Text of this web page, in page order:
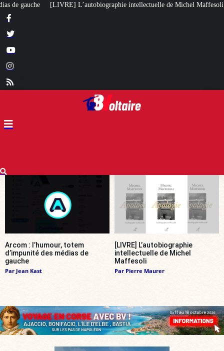
intellectuelle de Michel Maffesoli Pour regagner son influence en
Arcom : l’humour, totem
d’impunité des médias de
gauche
Par Jean Kast
[LIVRE] L’autobiographie
intellectuelle de Michel
Maffesoli
Par Pierre Maurer